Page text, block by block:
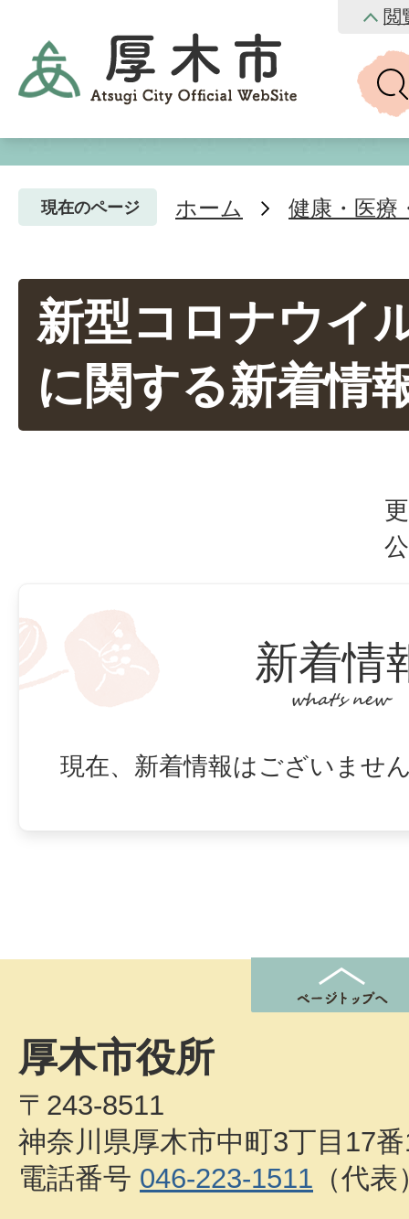
閲
現在のページ ホーム 健康・医療
新型コロナウイ
に関する新着情
新着情
現在、新着情報はございませ
厚木市役所
〒243-8511
神奈川県厚木市中町3丁目17
電話番号 046-223-1511 （代表